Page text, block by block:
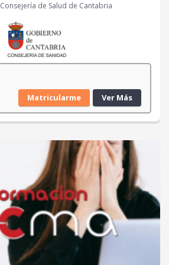
Consejería de Salud de Cantabria
Matricularme Ver Más